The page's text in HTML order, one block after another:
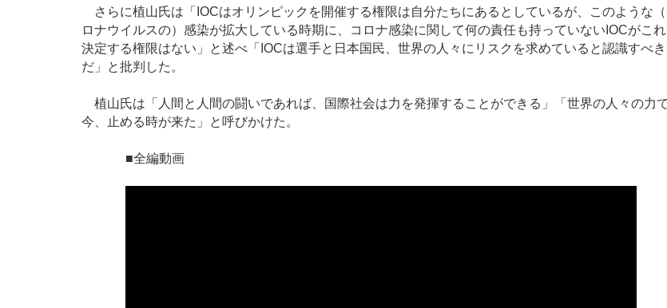
さらに植山氏は「IOCはオリンピックを開催する権限は自分たちにあるとしているが、このような（
ロナウイルスの）感染が拡大している時期に、コロナ感染に関して何の責任も持っていないIOCがこ
決定する権限はない」と述べ「IOCは選手と日本国民、世界の人々にリスクを求めていると認識すべき
だ」と批判した。
植山氏は「人間と人間の闘いであれば、国際社会は力を発揮することができる」「世界の人々の力
今、止める時が来た」と呼びかけた。
■全編動画